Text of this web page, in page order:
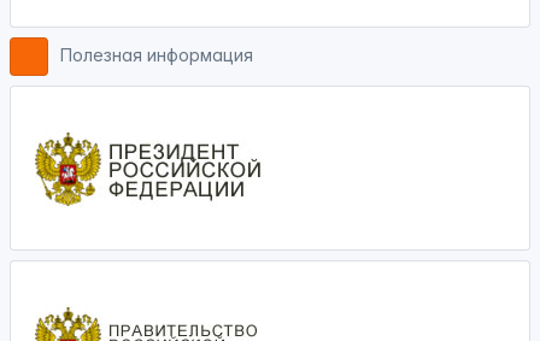
Полезная информация